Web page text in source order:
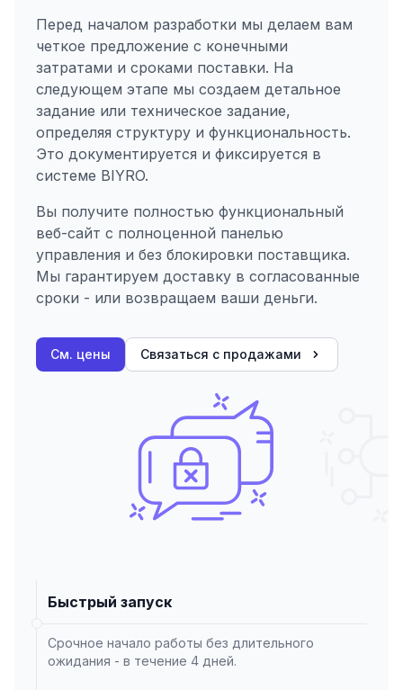
Перед началом разработки мы делаем вам
четкое предложение с конечными
затратами и сроками поставки. На
следующем этапе мы создаем детальное
задание или техническое задание,
определяя структуру и функциональность.
Это документируется и фиксируется в
системе BIYRO.
Вы получите полностью функциональный
веб-сайт с полноценной панелью
управления и без блокировки поставщика.
Мы гарантируем доставку в согласованные
сроки - или возвращаем ваши деньги.
См. цены Связаться с продажами
Быстрый запуск
Срочное начало работы без длительного
ожидания - в течение 4 дней.